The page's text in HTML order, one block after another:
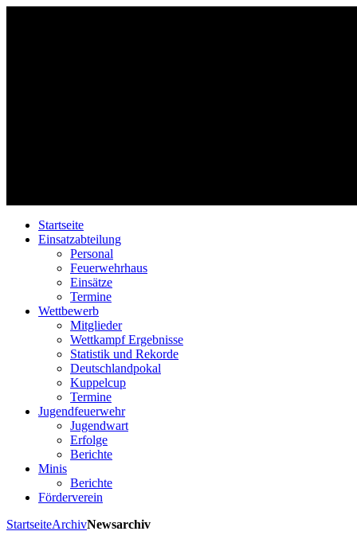
Startseite
Einsatzabteilung
Personal
Feuerwehrhaus
Einsätze
Termine
Wettbewerb
Mitglieder
Wettkampf Ergebnisse
Statistik und Rekorde
Deutschlandpokal
Kuppelcup
Termine
Jugendfeuerwehr
Jugendwart
Erfolge
Berichte
Minis
Berichte
Förderverein
StartseiteArchivNewsarchiv